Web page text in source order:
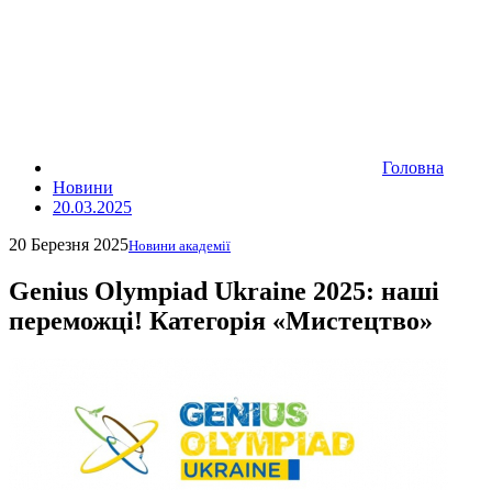
Головна
Новини
20.03.2025
20 Березня 2025Новини академії
Genius Olympiad Ukraine 2025: наші
переможці! Категорія «Мистецтво»